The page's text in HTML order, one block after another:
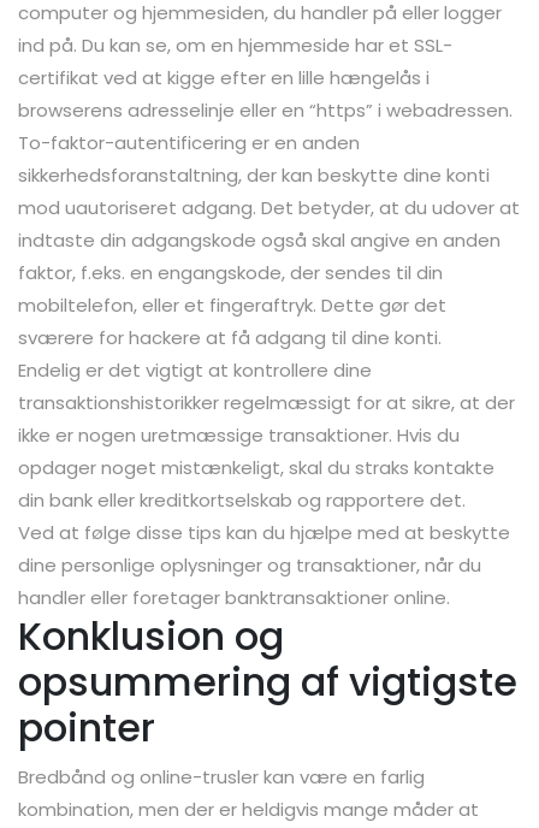
computer og hjemmesiden, du handler på eller logger
ind på. Du kan se, om en hjemmeside har et SSL-
certifikat ved at kigge efter en lille hængelås i
browserens adresselinje eller en “https” i webadressen.
To-faktor-autentificering er en anden
sikkerhedsforanstaltning, der kan beskytte dine konti
mod uautoriseret adgang. Det betyder, at du udover at
indtaste din adgangskode også skal angive en anden
faktor, f.eks. en engangskode, der sendes til din
mobiltelefon, eller et fingeraftryk. Dette gør det
sværere for hackere at få adgang til dine konti.
Endelig er det vigtigt at kontrollere dine
transaktionshistorikker regelmæssigt for at sikre, at der
ikke er nogen uretmæssige transaktioner. Hvis du
opdager noget mistænkeligt, skal du straks kontakte
din bank eller kreditkortselskab og rapportere det.
Ved at følge disse tips kan du hjælpe med at beskytte
dine personlige oplysninger og transaktioner, når du
handler eller foretager banktransaktioner online.
Konklusion og
opsummering af vigtigste
pointer
Bredbånd og online-trusler kan være en farlig
kombination, men der er heldigvis mange måder at